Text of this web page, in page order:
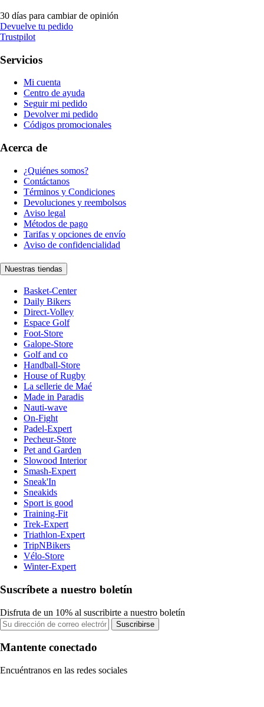
30 días para cambiar de opinión
Devuelve tu pedido
Trustpilot
Servicios
Mi cuenta
Centro de ayuda
Seguir mi pedido
Devolver mi pedido
Códigos promocionales
Acerca de
¿Quiénes somos?
Contáctanos
Términos y Condiciones
Devoluciones y reembolsos
Aviso legal
Métodos de pago
Tarifas y opciones de envío
Aviso de confidencialidad
Nuestras tiendas
Basket-Center
Daily Bikers
Direct-Volley
Espace Golf
Foot-Store
Galope-Store
Golf and co
Handball-Store
House of Rugby
La sellerie de Maé
Made in Paradis
Nauti-wave
On-Fight
Padel-Expert
Pecheur-Store
Pet and Garden
Slowood Interior
Smash-Expert
Sneak'In
Sneakids
Sport is good
Training-Fit
Trek-Expert
Triathlon-Expert
TripNBikers
Vélo-Store
Winter-Expert
Suscríbete a nuestro boletín
Disfruta de un 10% al suscribirte a nuestro boletín
Suscribirse
Mantente conectado
Encuéntranos en las redes sociales